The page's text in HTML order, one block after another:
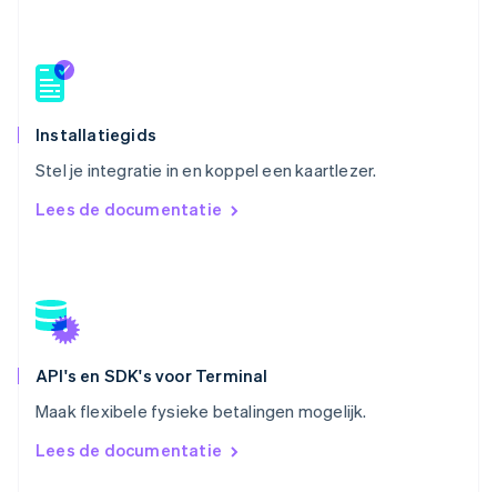
Installatiegids
Stel je integratie in en koppel een kaartlezer.
Lees de documentatie
API's en SDK's voor Terminal
Maak flexibele fysieke betalingen mogelijk.
Lees de documentatie
Roemenië
English简体中文
Slovenië
English Italiano
Slowakije
ไทย
Tsjechië
English
简体中文English
English